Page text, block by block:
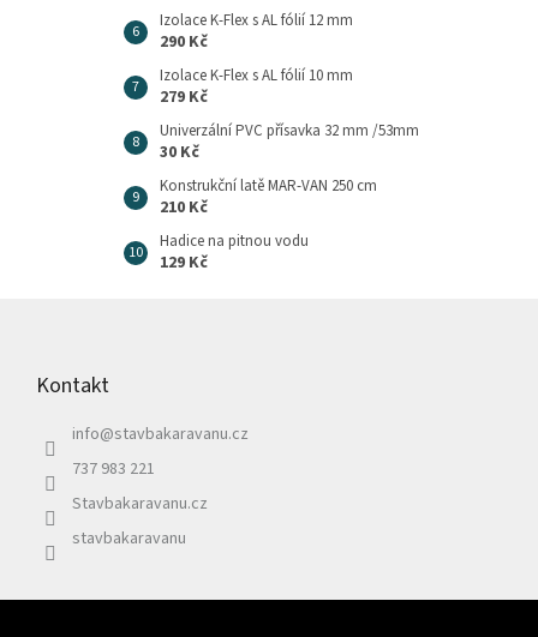
Izolace K-Flex s AL fólií 12 mm
290 Kč
Izolace K-Flex s AL fólií 10 mm
279 Kč
Univerzální PVC přísavka 32 mm /53mm
30 Kč
Konstrukční latě MAR-VAN 250 cm
210 Kč
Hadice na pitnou vodu
129 Kč
Kontakt
info@stavbakaravanu.cz
737 983 221
Stavbakaravanu.cz
stavbakaravanu